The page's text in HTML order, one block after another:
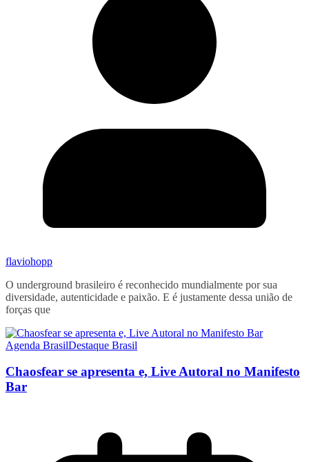
flaviohopp
O underground brasileiro é reconhecido mundialmente por sua
diversidade, autenticidade e paixão. E é justamente dessa união de
forças que
Agenda BrasilDestaque Brasil
Chaosfear se apresenta e, Live Autoral no Manifesto
Bar